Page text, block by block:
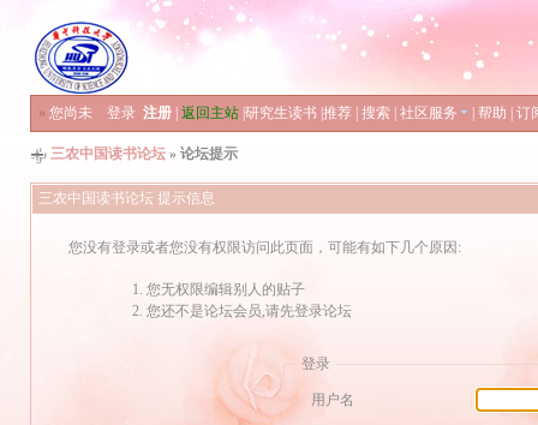
» 您尚未 登录 注册 返回主站 研究生读书 推荐 搜索 社区服务 帮助 订
三农中国读书论坛 » 论坛提示
三农中国读书论坛 提示信息
您没有登录或者您没有权限访问此页面，可能有如下几个原因:
您无权限编辑别人的贴子
您还不是论坛会员,请先登录论坛
登录
用户名